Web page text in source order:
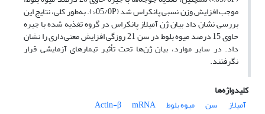
موجب افزایش وزن نسبی پانکراس شد (05/0P<). به‌طور کلی، نتایج این
بررسی نشان داد بیان ژن آمیلاز پانکراس در گروه تغذیه شده با جیره‌
حاوی 15 درصد میوه‌ بلوط در سن 21 روزگی افزایش معنی‌داری را نشان
داد. در سایر موارد، بیان ژن‌ها تحت تأثیر تیمارهای آزمایشی قرار
نگرفتند.
کلیدواژه‌ها
آمیلاز
سن میوه بلوط Actin-β
mRNA